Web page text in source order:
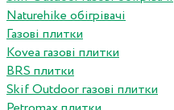
Naturehike обігрівачі
Газові плитки
Kovea газові плитки
BRS плитки
Skif Outdoor газові плитки